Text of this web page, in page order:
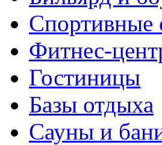
Спортивные
Фитнес-
Гостиницы
Базы отдыха
Сауны и